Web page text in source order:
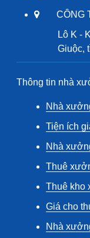
CÔNG
Lô K -
Giuộc,
Thông tin nhà
Nhà
Tiện ích
Nhà
Thuê
Thuê kho
Giá cho
Nhà